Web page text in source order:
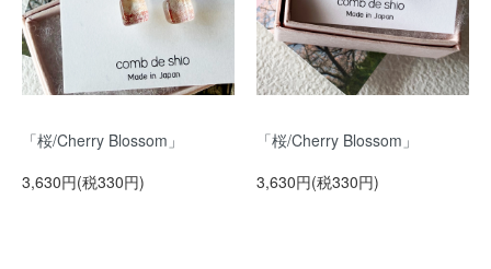
「桜/Cherry Blossom」
3,630円(税330円)
「桜/Cherry Blossom」
3,630円(税330円)